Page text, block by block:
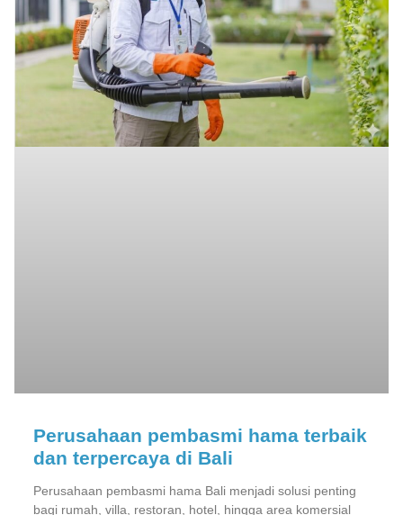
Perusahaan pembasmi hama terbaik
dan terpercaya di Bali
Perusahaan pembasmi hama Bali menjadi solusi penting
bagi rumah, villa, restoran, hotel, hingga area komersial